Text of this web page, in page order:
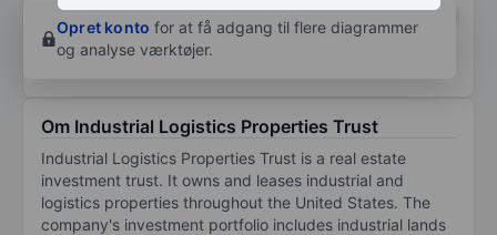
Afkast af egenkapital XXXXXXX XXXXXXX
Opret konto for at få adgang til flere diagrammer
og analyse værktøjer.
Om Industrial Logistics Properties Trust
Industrial Logistics Properties Trust is a real estate
investment trust. It owns and leases industrial and
logistics properties throughout the United States. The
company's investment portfolio includes industrial lands